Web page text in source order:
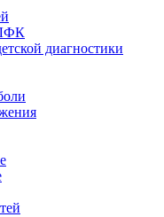
диагностики